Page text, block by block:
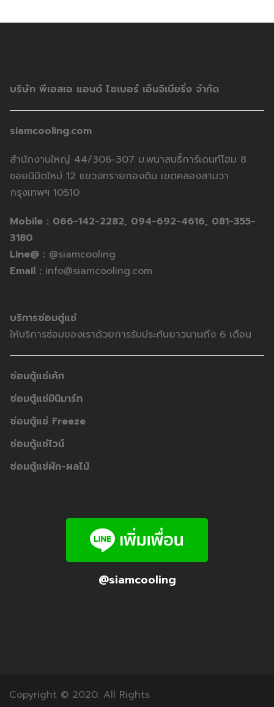
บริษัท พีเอสเอ แอนด์ ไซเบอร์ เอ็นจิเนียริ่ง จำกัด
siamcooling.com
สำนักงานใหญ่ 44/306-307 ม.พนาสนธิ์การ์เดนท์โฮม 8
ซอยนิมิตใหม่ 12 แขวงทรายกองดิน เขตคลองสามวา
กรุงเทพฯ 10510
Mobile : 066-142-2282, 094-692-4616, 081-355-
3180
Line@ : @siamcooling
Email : info@siamcooling.com
บริการซ่อมตู่แช่
ให้บริการซ่อมของเราด้วยการรับประกันยาวนานถึง 6 เดือน
ซ่อมตู้แช่เค้ก
ซ่อมตู้แช่มินิมาร์ท
ซ่อมตู้แช่ Freeze
ซ่อมตู้แช่ไวน์
ซ่อมตู้แช่ผัก-ผลไม้
@siamcooling
Copyright © 2020. All Rights